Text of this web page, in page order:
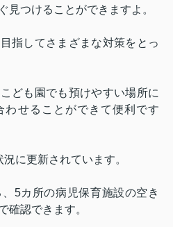
見つけることができますよ。
指してさまざまな対策をとっ
ども園でも預けやすい場所に
わせることができて便利です
に更新されています。
5カ所の病児保育施設の空き
確認できます。